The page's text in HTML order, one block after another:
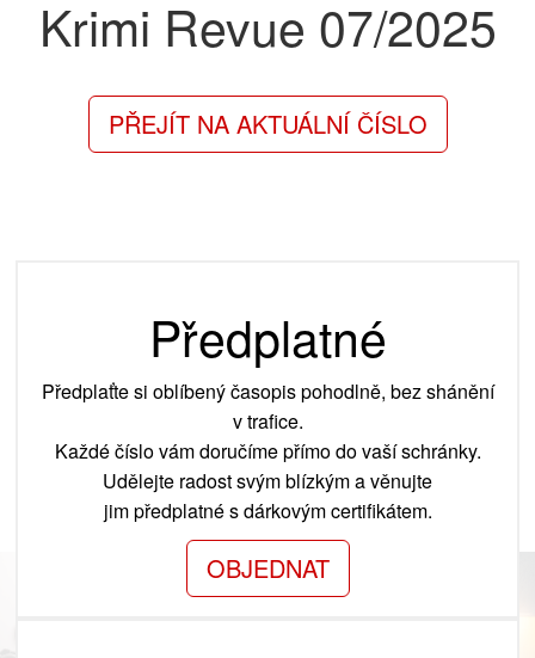
Krimi Revue 07/2025
PŘEJÍT NA AKTUÁLNÍ ČÍSLO
Předplatné
Předplaťte si oblíbený časopis pohodlně, bez shánění
v trafice.
Každé číslo vám doručíme přímo do vaší schránky.
Udělejte radost svým blízkým a věnujte
jim předplatné s dárkovým certifikátem.
OBJEDNAT